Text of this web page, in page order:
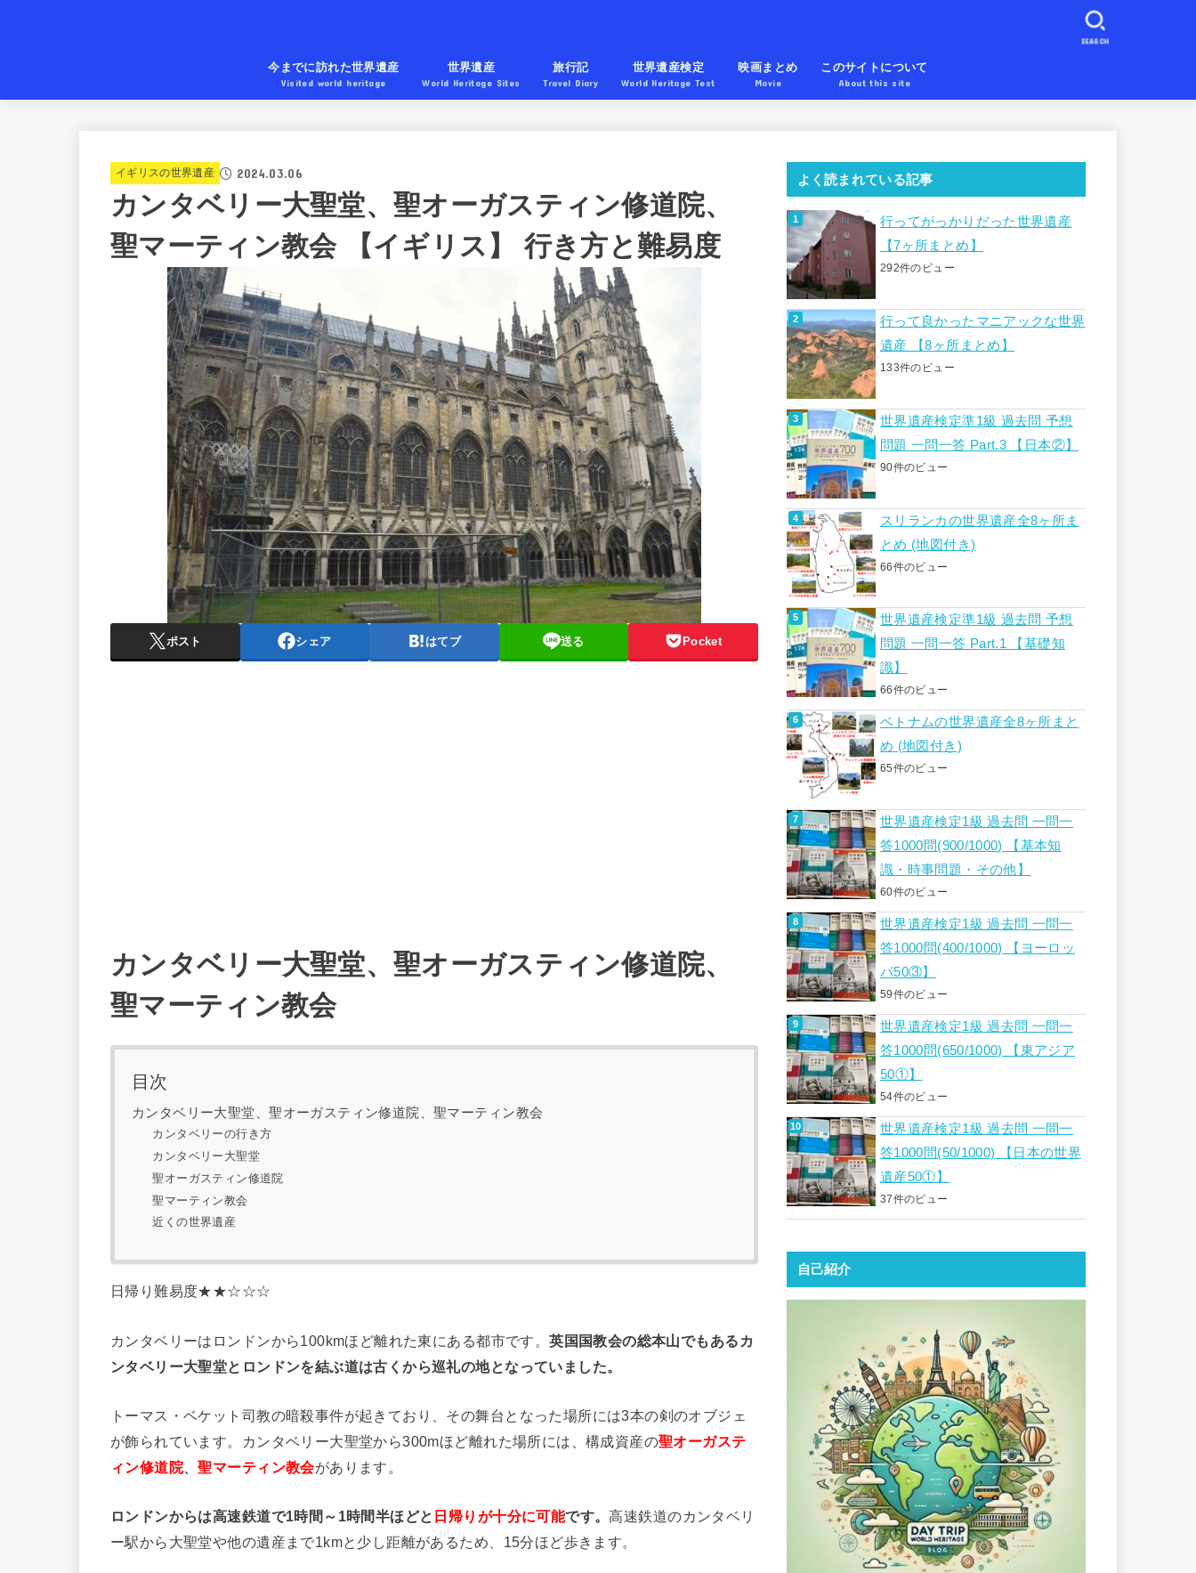
今までに訪れた世界遺産
Visited world heritage
世界遺産
World Heritage Sites
旅行記
Travel Diary
世界遺産検定
World Heritage Test
映画まとめ
Movie
このサイトについて
About this site
SEARCH
イギリスの世界遺産 2024.03.06
カンタベリー大聖堂、聖オーガスティン修道院、
聖マーティン教会 【イギリス】 行き方と難易度
ポスト シェア はてブ 送る Pocket
カンタベリー大聖堂、聖オーガスティン修道院、
聖マーティン教会
目次
カンタベリー大聖堂、聖オーガスティン修道院、聖マーティン教会
カンタベリーの行き方
カンタベリー大聖堂
聖オーガスティン修道院
聖マーティン教会
近くの世界遺産
日帰り難易度★★☆☆☆
カンタベリーはロンドンから100kmほど離れた東にある都市です。英国国教会の総本山でもあるカ
ンタベリー大聖堂とロンドンを結ぶ道は古くから巡礼の地となっていました。
トーマス・ベケット司教の暗殺事件が起きており、その舞台となった場所には3本の剣のオブジェ
が飾られています。カンタベリー大聖堂から300mほど離れた場所には、構成資産の聖オーガステ
ィン修道院、聖マーティン教会があります。
ロンドンからは高速鉄道で1時間～1時間半ほどと 日帰りが十分に可能です。高速鉄道のカンタベリ
ー駅から大聖堂や他の遺産まで1kmと少し距離があるため、15分ほど歩きます。
よく読まれている記事
行ってがっかりだった世界遺産
【7ヶ所まとめ】
292件のビュー
行って良かったマニアックな世界
遺産 【8ヶ所まとめ】
133件のビュー
世界遺産検定準1級 過去問 予想
問題 一問一答 Part.3 【日本②】
90件のビュー
スリランカの世界遺産全8ヶ所ま
とめ (地図付き)
66件のビュー
世界遺産検定準1級 過去問 予想
問題 一問一答 Part.1 【基礎知
識】
66件のビュー
ベトナムの世界遺産全8ヶ所まと
め (地図付き)
65件のビュー
世界遺産検定1級 過去問 一問一
答1000問(900/1000) 【基本知
識・時事問題・その他】
60件のビュー
世界遺産検定1級 過去問 一問一
答1000問(400/1000) 【ヨーロッ
パ50③】
59件のビュー
世界遺産検定1級 過去問 一問一
答1000問(650/1000) 【東アジア
50①】
54件のビュー
世界遺産検定1級 過去問 一問一
答1000問(50/1000) 【日本の世界
遺産50①】
37件のビュー
自己紹介